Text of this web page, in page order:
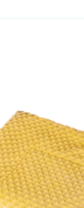
Dodaj u košaricu